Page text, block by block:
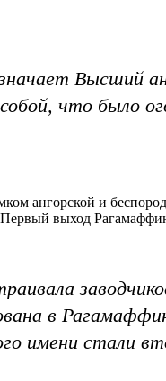
Высший
что было
ангорской и
выход
в
имени стали